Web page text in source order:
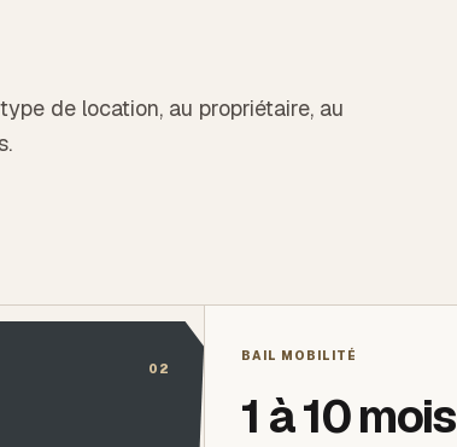
de location, au propriétaire, au
02
BAIL MOBILITÉ
1 à 10 mois